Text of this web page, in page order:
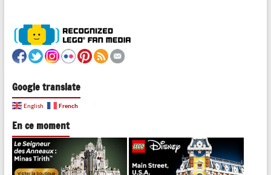
Google translate
English French
En ce moment